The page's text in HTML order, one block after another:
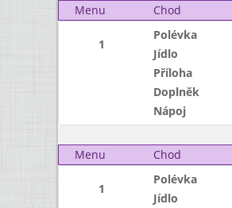
Menu Chod
1
Polévka
Jídlo
Příloha
Doplněk
Nápoj
Menu
Chod
1
Polévka
Jídlo